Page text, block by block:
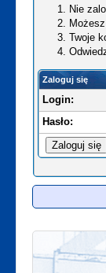
Nie
Twoje
Zaloguj się
Login:
Hasło: